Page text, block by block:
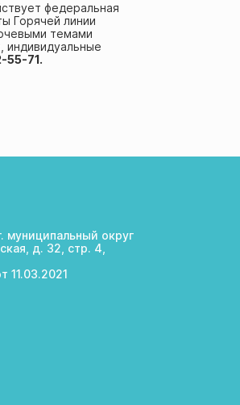
федеральная
Горячей линии
темами
индивидуальные
55-71.
муниципальный округ
д. 32, стр. 4,
11.03.2021